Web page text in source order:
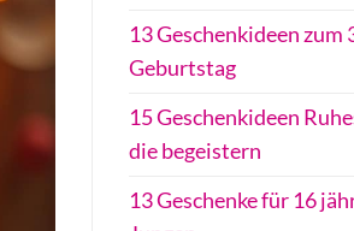
13 Geschenkideen zum
Geburtstag
15 Geschenkideen
die begeistern
13 Geschenke für 16